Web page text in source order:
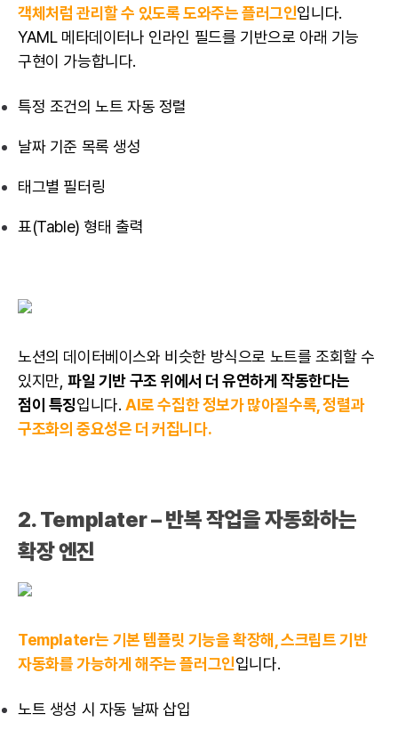
객체처럼 관리할 수 있도록 도와주는 플러그인입니다.
YAML 메타데이터나 인라인 필드를 기반으로 아래 기능
구현이 가능합니다.
특정 조건의 노트 자동 정렬
날짜 기준 목록 생성
태그별 필터링
표(Table) 형태 출력
노션의 데이터베이스와 비슷한 방식으로 노트를 조회할 수
있지만, 파일 기반 구조 위에서 더 유연하게 작동한다는
점이 특징입니다. AI로 수집한 정보가 많아질수록, 정렬과
구조화의 중요성은 더 커집니다.
2. Templater – 반복 작업을 자동화하는
확장 엔진
Templater는 기본 템플릿 기능을 확장해, 스크립트 기반
자동화를 가능하게 해주는 플러그인입니다.
노트 생성 시 자동 날짜 삽입